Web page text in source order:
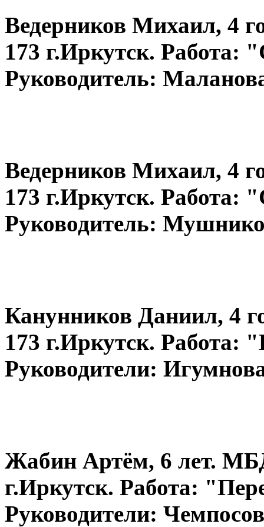
Ведерников Михаил, 4
173 г.Иркутск.
Руководитель:
Ведерников Михаил, 4
173 г.Иркутск. Работа:
Руководитель:
Канунников Даниил, 4
173 г.Иркутск. Работа:
Руководители:
Жабин Артём, 6 лет.
г.Иркутск. Работа:
Руководители: